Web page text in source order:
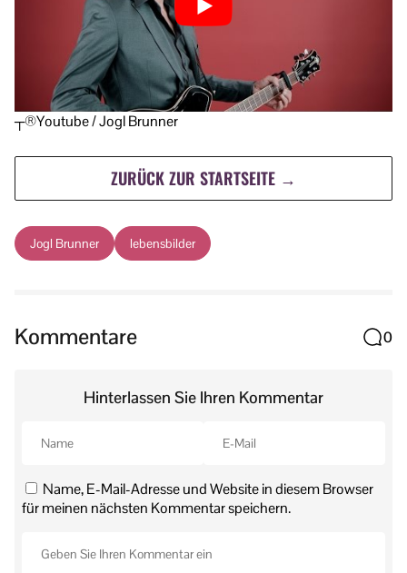
┬®Youtube / Jogl Brunner
ZURÜCK ZUR STARTSEITE →
Jogl Brunner lebensbilder
Kommentare 0
Hinterlassen Sie Ihren Kommentar
Name, E-Mail-Adresse und Website in diesem Browser
für meinen nächsten Kommentar speichern.